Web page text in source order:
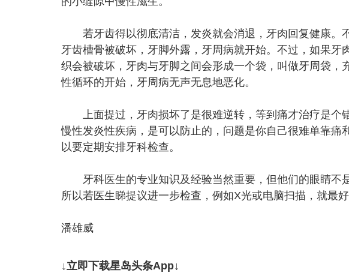
若牙齿得以彻底清洁，发炎就会消退，牙肉回复健康。
牙齿槽骨被破坏，牙脚外露，牙周病就开始。不过，如果牙
织会被破坏，牙肉与牙脚之间会形成一个袋，叫做牙周袋，
性循环的开始，牙周病无声无息地恶化。
上面提过，牙肉损坏了是很难逆转，等到痛才治疗是个
慢性发炎性疾病，是可以防止的，问题是你自己很难单靠痛
以要定期安排牙科检查。
牙科医生的专业知识及经验当然重要，但他们的眼睛不
所以若医生睇提议进一步检查，例如X光或电脑扫描，就最
潘雄威
↓立即下载星岛头条App↓